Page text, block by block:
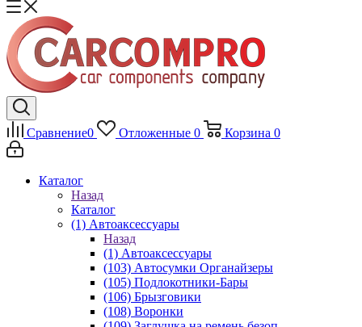
Сравнение0 Отложенные 0 Корзина 0
Каталог
Назад
Каталог
(1) Автоаксессуары
Назад
(1) Автоаксессуары
(103) Автосумки Органайзеры
(105) Подлокотники-Бары
(106) Брызговики
(108) Воронки